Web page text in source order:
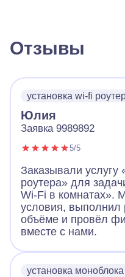
Отзывы
установка wi-fi
Юлия
Заявка 9989892
5/5
Заказывали услугу
роутера» для
Wi-Fi в комнатах».
условия, выполнил
объёме и провёл
вместе с нами.
установка моноблока